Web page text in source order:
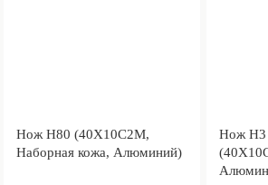
Нож Н80 (40Х10С2М,
Наборная кожа, Алюминий)
Нож Н3